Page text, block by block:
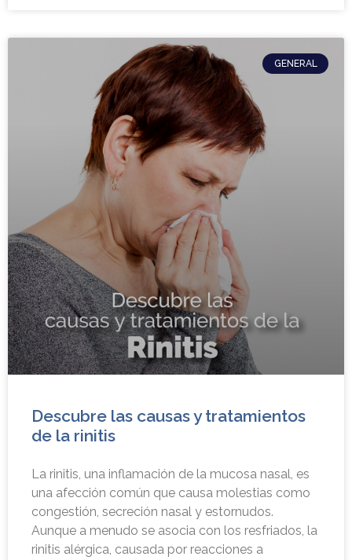
GENERAL
Descubre las causas y tratamientos
de la rinitis
La rinitis, una inflamación de la mucosa nasal, es
una afección común que causa molestias como
congestión, secreción nasal y estornudos.
Aunque a menudo se asocia con los resfriados, la
rinitis alérgica, causada por reacciones a